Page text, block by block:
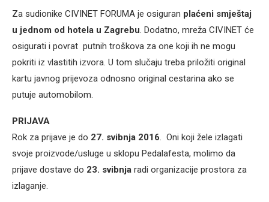
Za sudionike CIVINET FORUMA je osiguran plaćeni smještaj
u jednom od hotela u Zagrebu. Dodatno, mreža CIVINET će
osigurati i povrat putnih troškova za one koji ih ne mogu
pokriti iz vlastitih izvora. U tom slučaju treba priložiti original
kartu javnog prijevoza odnosno original cestarina ako se
putuje automobilom.
PRIJAVA
Rok za prijave je do 27. svibnja 2016. Oni koji žele izlagati
svoje proizvode/usluge u sklopu Pedalafesta, molimo da
prijave dostave do 23. svibnja radi organizacije prostora za
izlaganje.